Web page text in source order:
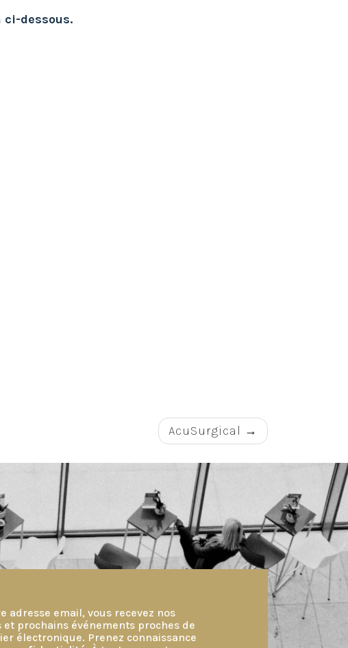
dessous.
AcuSurgical
adresse email, vous recevez nos
prochains événements proches de
électronique. Prenez connaissance